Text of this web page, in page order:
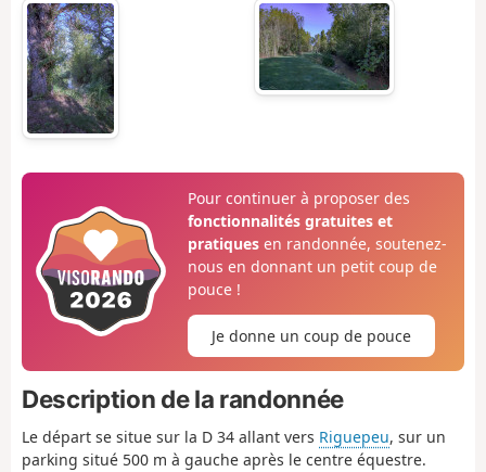
Pour continuer à proposer des
fonctionnalités gratuites et
pratiquesen randonnée, soutenez-
nous en donnant un petit coup de
pouce !
Je donne un coup de pouce
Description de la randonnée
Le départ se situe sur la D 34 allant vers Riguepeu, sur un
parking situé 500 m à gauche après le centre équestre.